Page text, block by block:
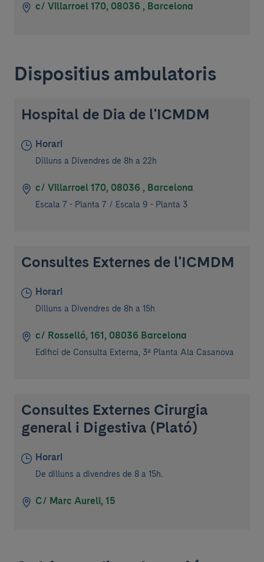
c/ Villarroel 170, 08036 , Barcelona
Dispositius ambulatoris
Hospital de Dia de l'ICMDM
Horari
Dilluns a Divendres de 8h a 22h
c/ Villarroel 170, 08036 , Barcelona
Escala 7 - Planta 7 / Escala 9 - Planta 3
Consultes Externes de l'ICMDM
Horari
Dilluns a Divendres de 8h a 15h
c/ Rosselló, 161, 08036 Barcelona
Edifici de Consulta Externa, 3ª Planta Ala Casanova
Consultes Externes Cirurgia
general i Digestiva (Plató)
Horari
De dilluns a divendres de 8 a 15h.
C/ Marc Aureli, 15